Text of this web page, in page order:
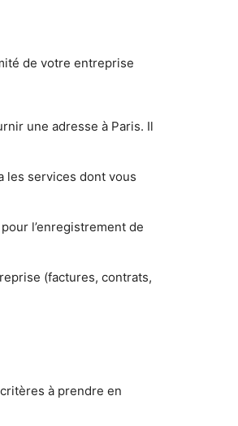
de votre entreprise
une adresse à Paris. Il
les services dont vous
l’enregistrement de
(factures, contrats,
à prendre en